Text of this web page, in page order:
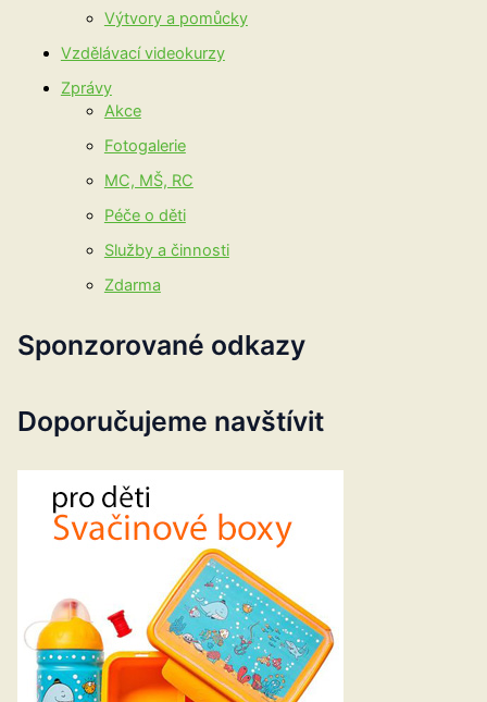
Výtvory a pomůcky
Vzdělávací videokurzy
Zprávy
Akce
Fotogalerie
MC, MŠ, RC
Péče o děti
Služby a činnosti
Zdarma
Sponzorované odkazy
Doporučujeme navštívit